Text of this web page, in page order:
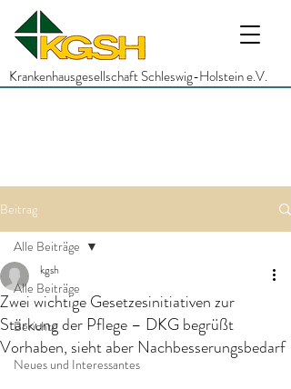
Krankenhausgesellschaft Schleswig-Holstein e.V.
Beitrag
Alle Beiträge
Berichte
Neues und Interessantes
Alle Beiträge
Zwei wichtige Gesetzesinitiativen zur
Stärkung der Pflege – DKG begrüßt
Vorhaben, sieht aber Nachbesserungsbedarf
kgsh